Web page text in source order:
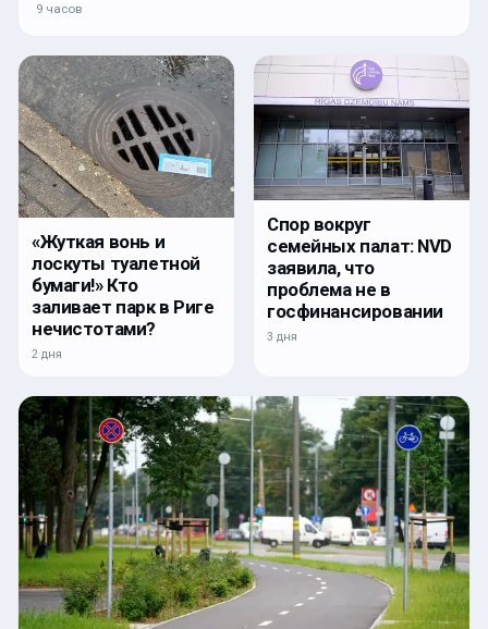
9 часов
«Жуткая вонь и
лоскуты туалетной
бумаги!» Кто
заливает парк в Риге
нечистотами?
2 дня
Спор вокруг
семейных палат: NVD
заявила, что
проблема не в
госфинансировании
3 дня